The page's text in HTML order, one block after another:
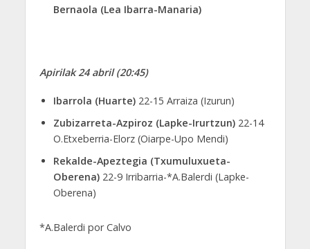
Bernaola (Lea Ibarra-Manaria)
Apirilak 24 abril (20:45)
Ibarrola (Huarte)22-15 Arraiza (Izurun)
Zubizarreta-Azpiroz (Lapke-Irurtzun)22-14
O.Etxeberria-Elorz (Oiarpe-Upo Mendi)
Rekalde-Apeztegia (Txumuluxueta-
Oberena)22-9 Irribarria-*A.Balerdi (Lapke-
Oberena)
*A.Balerdi por Calvo